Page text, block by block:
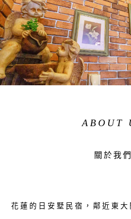
ABOUT
關於我們
花蓮的日安墅民宿，鄰近東